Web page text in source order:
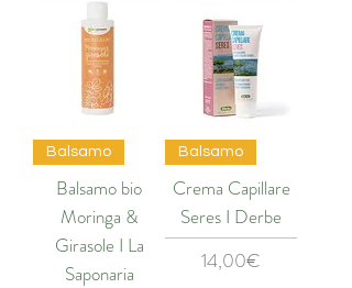
Balsamo
Balsamo bio
Moringa &
Girasole I La
Saponaria
Balsamo
Crema Capillare
Seres I Derbe
Price
14,00€